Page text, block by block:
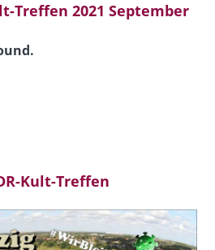
Treffen 2021 September
Kult-Treffen